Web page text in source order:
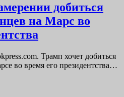
добиться
на Марс во
Трамп хочет добиться
во время его президентства…